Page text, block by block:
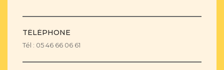
TÉLÉPHONE
Tél : 05 46 66 06 61